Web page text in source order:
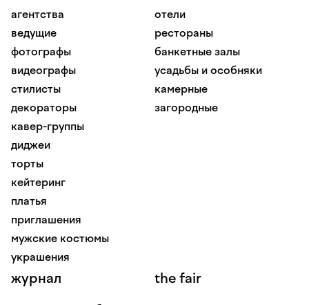
агентства
ведущие
фотографы
видеографы
стилисты
декораторы
кавер-группы
диджеи
торты
кейтеринг
платья
приглашения
мужские костюмы
украшения
отели
рестораны
банкетные залы
усадьбы и особняки
камерные
загородные
журнал the fair